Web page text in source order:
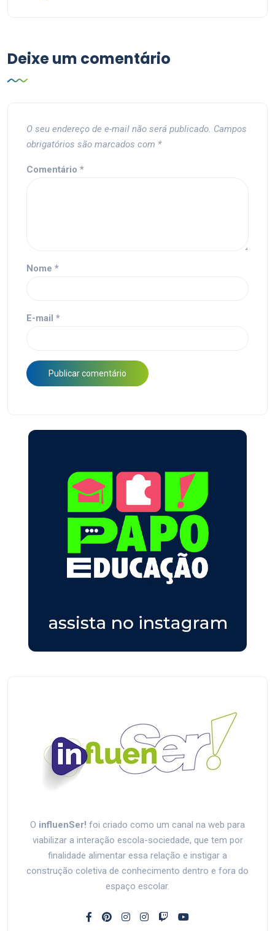
Deixe um comentário
O seu endereço de e-mail não será publicado. Campos
obrigatórios são marcados com *
Comentário *
Nome *
E-mail *
O influenSer! foi criado como um canal na web para
viabilizar a interação escola-sociedade, que tem por
finalidade alimentar essa relação e instigar a
construção coletiva de conhecimento dentro e fora do
espaço escolar.